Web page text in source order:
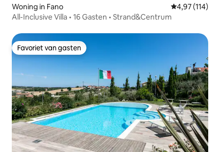
Woning in Fano Gemiddelde
4,97 (114)
All-Inclusive Villa • 16 Gasten • Strand&Centrum
Favoriet van gasten
Favoriet van gasten